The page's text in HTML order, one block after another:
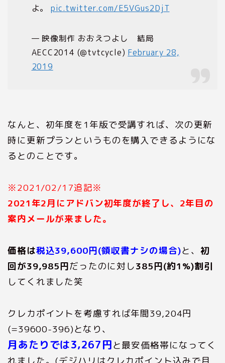
よ。 pic.twitter.com/E5VGus2DjT
— 映像制作 おおえつよし 結局
AECC2014 (@tvtcycle) February 28,
2019
なんと、初年度を1年版で受講すれば、次の更新
時に更新プランというものを購入できるようにな
るとのことです。
※2021/02/17追記※
2021年2月にアドバン初年度が終了し、2年目の
案内メールが来ました。
価格は税込39,600円(領収書ナシの場合)と、初
回が39,985円だったのに対し385円(約1%)割引
してくれました笑
クレカポイントを考慮すれば年間39,204円
(=39600-396)となり、
月あたりでは3,267円と最安価格帯になってく